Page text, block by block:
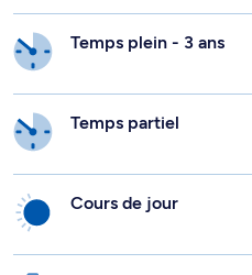
Temps plein - 3 ans
Temps partiel
Cours de jour